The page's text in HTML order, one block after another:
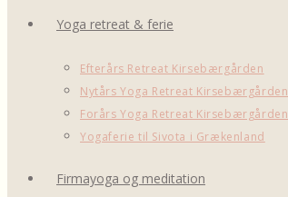
Yoga retreat & ferie
Efterårs Retreat Kirsebærgården
Nytårs Yoga Retreat Kirsebærgården
Forårs Yoga Retreat Kirsebærgården
Yogaferie til Sivota i Grækenland
Firmayoga og meditation